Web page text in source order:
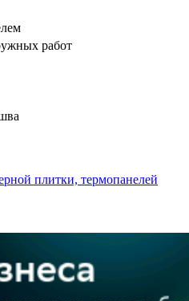
работ
плитки, термопанелей